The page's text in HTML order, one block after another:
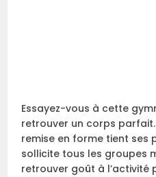
Essayez-vous à cette
retrouver un corps
remise en forme tient ses
sollicite tous les groupes
retrouver goût à l’activité